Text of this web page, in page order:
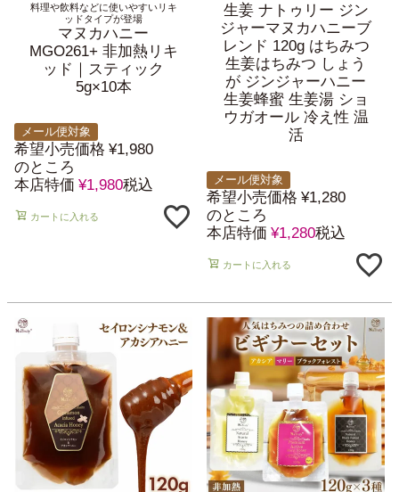
料理や飲料などに使いやすいリキ
ッドタイプが登場
マヌカハニー
MGO261+ 非加熱リキ
ッド｜スティック
5g×10本
メール便対象
希望小売価格 ¥1,980
のところ
本店特価 ¥1,980税込
カートに入れる
生姜 ナトゥリー ジン
ジャーマヌカハニーブ
レンド 120g はちみつ
生姜はちみつ しょう
が ジンジャーハニー
生姜蜂蜜 生姜湯 ショ
ウガオール 冷え性 温
活
メール便対象
希望小売価格 ¥1,280
のところ
本店特価 ¥1,280税込
カートに入れる